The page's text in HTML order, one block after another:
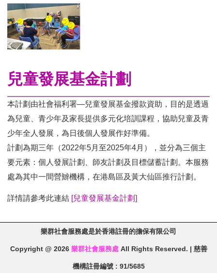
兒童發展基金計劃
本計劃由社會福利署—兒童發展基金撥款資助，目的是透過
為兒童、青少年及家長提供多元化培訓課程，協助兒童及青
少年全人發展，為日後個人發展作好準備。
計劃為期三年（2022年5月至2025年4月），並分為三個主
要元素：個人發展計劃、師友計劃及目標儲蓄計劃。本服務
處為其中一間營辧機構，在港島區及黃大仙區推行計劃。
詳情請參考此連結 [兒童發展基金計劃]
樂群社會服務處是於香港註冊的擔保有限公司
Copyright @ 2026 樂群社會服務處All Rights Reserved. | 慈善
機構註冊編號 : 91/5685